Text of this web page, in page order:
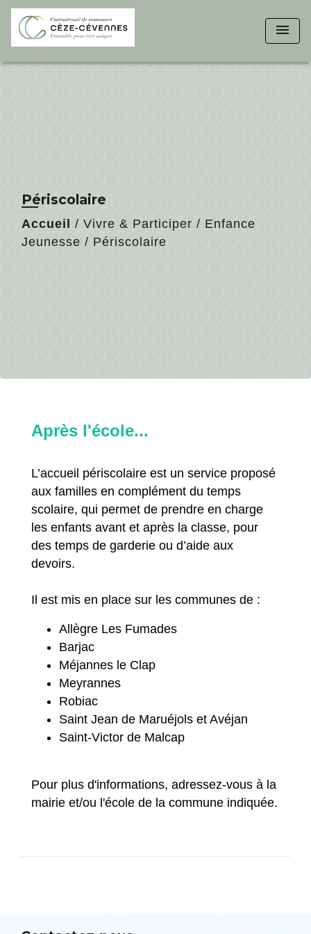
menu
Périscolaire
Accueil / Vivre & Participer / Enfance
Jeunesse / Périscolaire
Après l'école...
L’accueil périscolaire est un service proposé
aux familles en complément du temps
scolaire, qui permet de prendre en charge
les enfants avant et après la classe, pour
des temps de garderie ou d’aide aux
devoirs.
Il est mis en place sur les communes de :
Allègre Les Fumades
Barjac
Méjannes le Clap
Meyrannes
Robiac
Saint Jean de Maruéjols et Avéjan
Saint-Victor de Malcap
Pour plus d'informations, adressez-vous à la
mairie et/ou l'école de la commune indiquée.